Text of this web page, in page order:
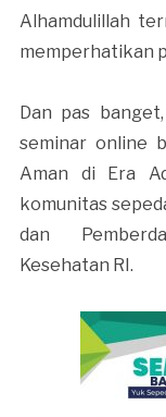
Alhamdulillah
memperhatikan
Dan pas
seminar online
Aman di Era
komunitas
dan
Kesehatan RI.